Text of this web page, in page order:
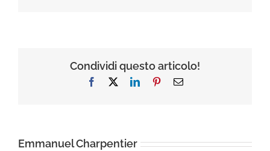
Condividi questo articolo!
Facebook LinkedInPinterestEmail
Emmanuel Charpentier